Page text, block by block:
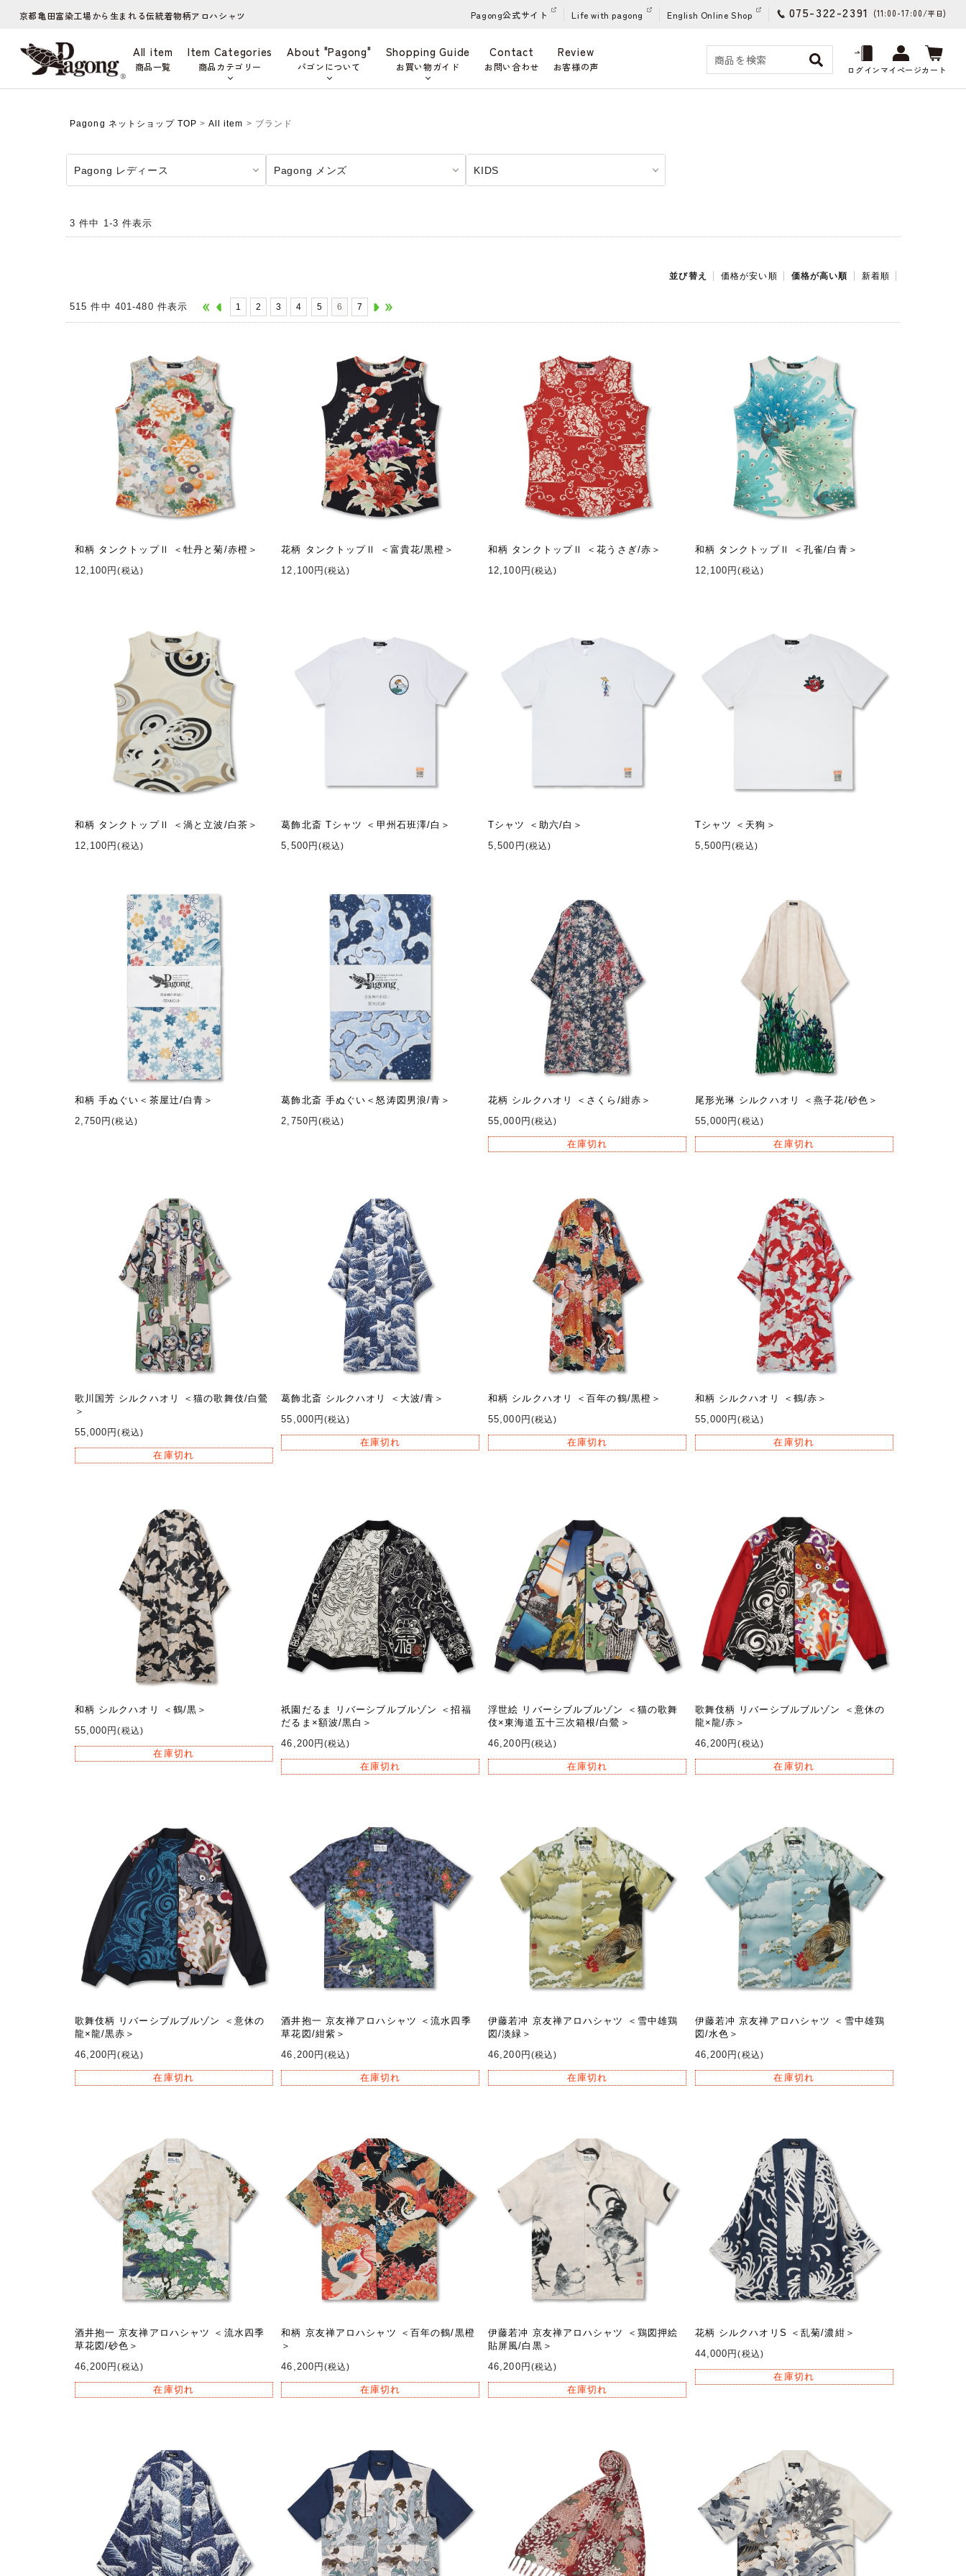
京都亀田富染工場から生まれる伝統着物柄アロハシャツ Pagong公式サイト Life with pagong English Online Shop 075-322-2391 (11:00-17:00/平日)
All item
商品一覧
Item Categories
商品カテゴリー
About "Pagong"
パゴンについて
Shopping Guide
お買い物ガイド
Contact
お問い合わせ
Review
お客様の声 ログインマイページカート
Pagong ネットショップ TOP > All item > ブランド
Pagong レディース Pagong メンズ KIDS
3 件中 1-3 件表示
並び替え 価格が安い順 価格が高い順 新着順
515 件中 401-480 件表示 1 2 3 4 5 6 7
和柄 タンクトップⅡ ＜牡丹と菊/赤橙＞
12,100円(税込)
花柄 タンクトップⅡ ＜富貴花/黒橙＞
12,100円(税込)
和柄 タンクトップⅡ ＜花うさぎ/赤＞
12,100円 (税込)
和柄 タンクトップⅡ ＜孔雀/白青＞
12,100円(税込)
和柄 タンクトップⅡ ＜渦と立波/白茶＞
12,100円(税込)
葛飾北斎 Tシャツ ＜甲州石班澤/白＞
5,500円 (税込)
Tシャツ ＜助六/白＞
5,500円 (税込)
Tシャツ ＜天狗＞
5,500円(税込)
和柄 手ぬぐい＜茶屋辻/白青＞
2,750円(税込)
葛飾北斎 手ぬぐい＜怒涛図男浪/青＞
2,750円 (税込)
花柄 シルクハオリ ＜さくら/紺赤＞
55,000円 (税込)
在庫切れ
尾形光琳 シルクハオリ ＜燕子花/砂色＞
55,000円(税込)
在庫切れ
歌川国芳 シルクハオリ ＜猫の歌舞伎/白鶯
＞
55,000円(税込)
在庫切れ
葛飾北斎 シルクハオリ ＜大波/青＞
55,000円(税込)
在庫切れ
和柄 シルクハオリ ＜百年の鶴/黒橙＞
55,000円 (税込)
在庫切れ
和柄 シルクハオリ ＜鶴/赤＞
55,000円(税込)
在庫切れ
和柄 シルクハオリ ＜鶴/黒＞
55,000円(税込)
在庫切れ
祇園だるま リバーシブルブルゾン ＜招福
だるま×額波/黒白＞
46,200円(税込)
在庫切れ
浮世絵 リバーシブルブルゾン ＜猫の歌舞
伎×東海道五十三次箱根/白鶯＞
46,200円 (税込)
在庫切れ
歌舞伎柄 リバーシブルブルゾン ＜意休の
龍×龍/赤＞
46,200円(税込)
在庫切れ
歌舞伎柄 リバーシブルブルゾン ＜意休の
龍×龍/黒赤＞
46,200円(税込)
在庫切れ
酒井抱一 京友禅アロハシャツ ＜流水四季
草花図/紺紫＞
46,200円(税込)
在庫切れ
伊藤若冲 京友禅アロハシャツ ＜雪中雄鶏
図/淡緑＞
46,200円 (税込)
在庫切れ
伊藤若冲 京友禅アロハシャツ ＜雪中雄鶏
図/水色＞
46,200円(税込)
在庫切れ
酒井抱一 京友禅アロハシャツ ＜流水四季
草花図/砂色＞
46,200円(税込)
在庫切れ
和柄 京友禅アロハシャツ ＜百年の鶴/黒橙
＞
46,200円(税込)
在庫切れ
伊藤若冲 京友禅アロハシャツ ＜鶏図押絵
貼屏風/白黒＞
46,200円(税込)
在庫切れ
花柄 シルクハオリS ＜乱菊/濃紺＞
44,000円(税込)
在庫切れ